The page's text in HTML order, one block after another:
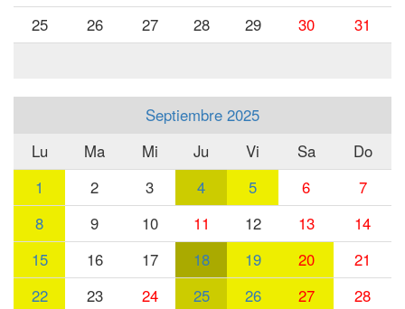
25
26 27 28 29 30 31
Septiembre 2025
Lu
Ma Mi Ju Vi Sa
Do
1
2 3 4 5 6
7
8
9 10 11 12 13
14
15
16 17 18 19 20
21
22
23 24 25 26 27
28